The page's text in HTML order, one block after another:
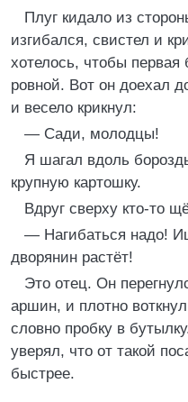
Плуг кидало из
изгибался, свистел и
хотелось, чтобы
ровной. Вот он доехал
и весело крикнул:
— Сади, молодцы!
Я шагал вдоль
крупную картошку.
Вдруг сверху кто-то
— Нагибаться надо!
дворянин растёт!
Это отец. Он
аршин, и плотно
словно пробку в
уверял, что от такой
быстрее.